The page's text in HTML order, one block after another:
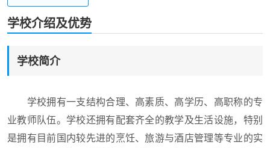
学校介绍及优势
学校简介
学校拥有一支结构合理、高素质、高学历、高职称的专
业教师队伍。学校还拥有配套齐全的教学及生活设施，特别
是拥有目前国内较先进的烹饪、旅游与酒店管理等专业的实